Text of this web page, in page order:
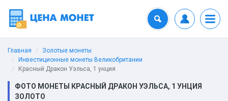
Главная
Золотые монеты
Инвестиционные монеты Великобритании
Красный Дракон Уэльса, 1 унция
ФОТО МОНЕТЫ КРАСНЫЙ ДРАКОН УЭЛЬСА, 1 УНЦИЯ
ЗОЛОТО